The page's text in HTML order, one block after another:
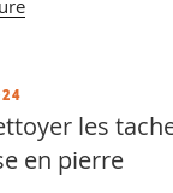
de
entretenir
un
travertin
les
en pierre